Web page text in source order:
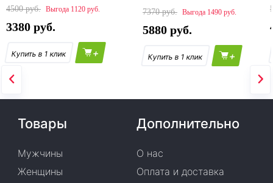
4500
1120
3380
+
7370
1490
5880
+
Товары
Мужчины
Женщины
Дополнительно
О нас
Оплата и доставка